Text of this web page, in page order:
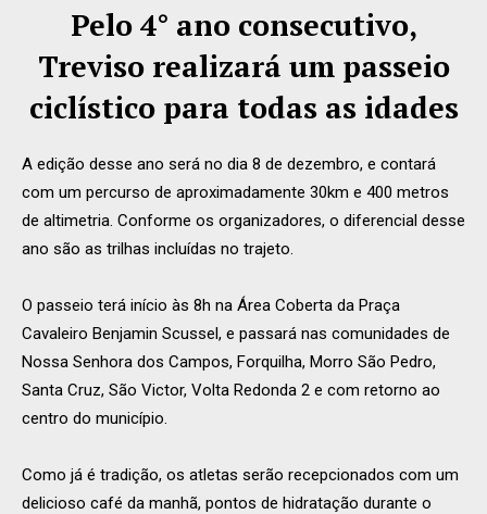
Pelo 4° ano consecutivo,
Treviso realizará um passeio
ciclístico para todas as idades
A edição desse ano será no dia 8 de dezembro, e contará
com um percurso de aproximadamente 30km e 400 metros
de altimetria. Conforme os organizadores, o diferencial desse
ano são as trilhas incluídas no trajeto.
O passeio terá início às 8h na Área Coberta da Praça
Cavaleiro Benjamin Scussel, e passará nas comunidades de
Nossa Senhora dos Campos, Forquilha, Morro São Pedro,
Santa Cruz, São Victor, Volta Redonda 2 e com retorno ao
centro do município.
Como já é tradição, os atletas serão recepcionados com um
delicioso café da manhã, pontos de hidratação durante o